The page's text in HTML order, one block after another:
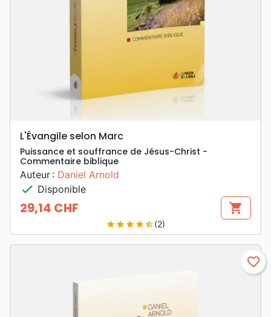
L'Évangile selon Marc
Puissance et souffrance de Jésus-Christ -
Commentaire biblique
Auteur : Daniel Arnold
check Disponible
Prix
29,14 CHF shopping_cart
star star star star star_half(2)
favorite_border